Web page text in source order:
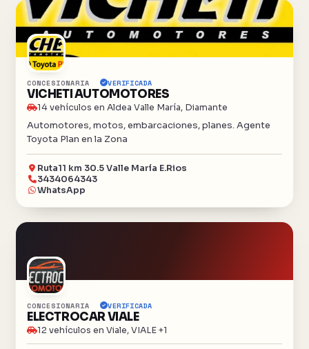
CONCESIONARIA VERIFICADA
VICHETI AUTOMOTORES
14 vehículos en Aldea Valle María, Diamante
Automotores, motos, embarcaciones, planes. Agente
Toyota Plan en la Zona
Ruta11 km 30.5 Valle María E.Rios
3434064343
WhatsApp
CONCESIONARIA VERIFICADA
ELECTROCAR VIALE
12 vehículos en Viale, VIALE +1